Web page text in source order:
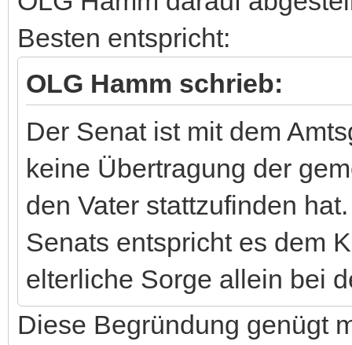
Besten entspricht:
OLG Hamm schrieb:
Der Senat ist mit dem
keine Übertragung der
den Vater stattzufinden
Senats entspricht es dem
elterliche Sorge allein bei
Diese Begründung genügt